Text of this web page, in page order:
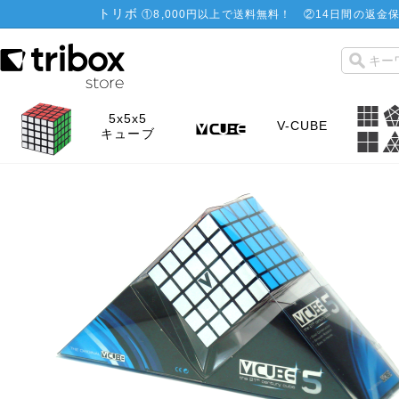
トリボ ①8,000円以上で送料無料！ ②14日間の返金
5x5x5
キューブ
V-CUBE